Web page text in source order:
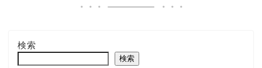
検索
検索